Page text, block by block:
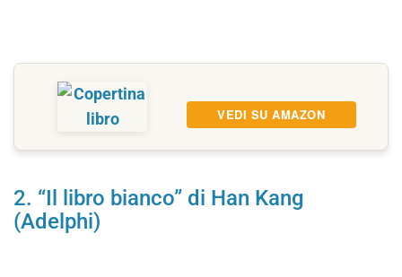
VEDI SU AMAZON
2. “Il libro bianco” di Han Kang
(Adelphi)